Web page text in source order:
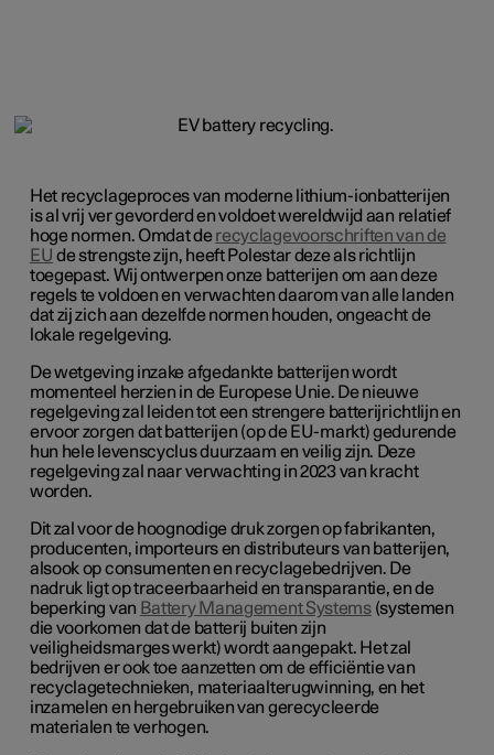
Het recyclageproces van moderne lithium-ionbatterijen
is al vrij ver gevorderd en voldoet wereldwijd aan relatief
hoge normen. Omdat derecyclagevoorschriften van de
EU de strengste zijn, heeft Polestar deze als richtlijn
toegepast. Wij ontwerpen onze batterijen om aan deze
regels te voldoen en verwachten daarom van alle landen
dat zij zich aan dezelfde normen houden, ongeacht de
lokale regelgeving.
De wetgeving inzake afgedankte batterijen wordt
momenteel herzien in de Europese Unie. De nieuwe
regelgeving zal leiden tot een strengere batterijrichtlijn en
ervoor zorgen dat batterijen (op de EU-markt) gedurende
hun hele levenscyclus duurzaam en veilig zijn. Deze
regelgeving zal naar verwachting in 2023 van kracht
worden.
Dit zal voor de hoognodige druk zorgen op fabrikanten,
producenten, importeurs en distributeurs van batterijen,
alsook op consumenten en recyclagebedrijven. De
nadruk ligt op traceerbaarheid en transparantie, en de
beperking van Battery Management Systems(systemen
die voorkomen dat de batterij buiten zijn
veiligheidsmarges werkt) wordt aangepakt. Het zal
bedrijven er ook toe aanzetten om de efficiëntie van
recyclagetechnieken, materiaalterugwinning, en het
inzamelen en hergebruiken van gerecycleerde
materialen te verhogen.